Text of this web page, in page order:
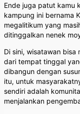
Ende juga patut kamu
kampung ini bernama
megalitikum yang
ditinggalkan nenek
Di sini, wisatawan
dari tempat tinggal
dibangun dengan
itu, untuk
sendiri adalah
menjalankan